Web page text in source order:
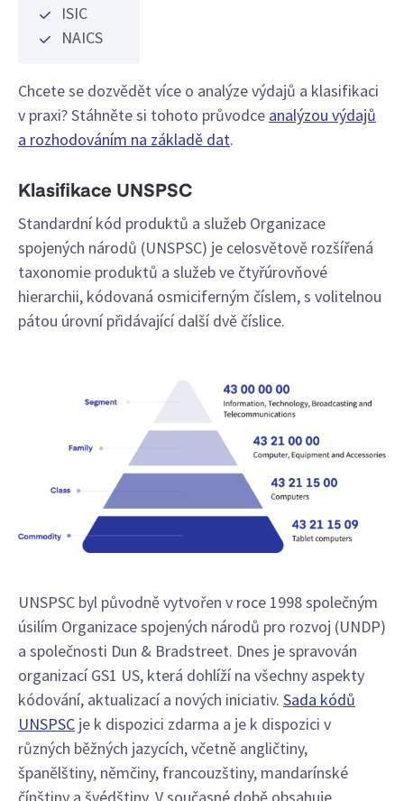
ISIC
NAICS
Chcete se dozvědět více o analýze výdajů a klasifikaci
v praxi? Stáhněte si tohoto průvodce analýzou výdajů
a rozhodováním na základě dat.
Klasifikace UNSPSC
Standardní kód produktů a služeb Organizace
spojených národů (UNSPSC) je celosvětově rozšířená
taxonomie produktů a služeb ve čtyřúrovňové
hierarchii, kódovaná osmiciferným číslem, s volitelnou
pátou úrovní přidávající další dvě číslice.
UNSPSC byl původně vytvořen v roce 1998 společným
úsilím Organizace spojených národů pro rozvoj (UNDP)
a společnosti Dun & Bradstreet. Dnes je spravován
organizací GS1 US, která dohlíží na všechny aspekty
kódování, aktualizací a nových iniciativ. Sada kódů
UNSPSC je k dispozici zdarma a je k dispozici v
různých běžných jazycích, včetně angličtiny,
španělštiny, němčiny, francouzštiny, mandarínské